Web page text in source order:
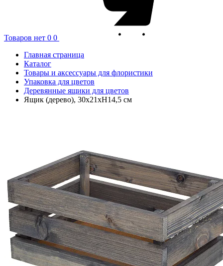
Товаров нет 0 0
Главная страница
Каталог
Товары и аксессуары для флористики
Упаковка для цветов
Деревянные ящики для цветов
Ящик (дерево), 30х21хH14,5 см